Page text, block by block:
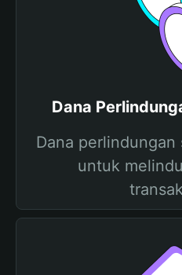
Dana
Dana
untuk